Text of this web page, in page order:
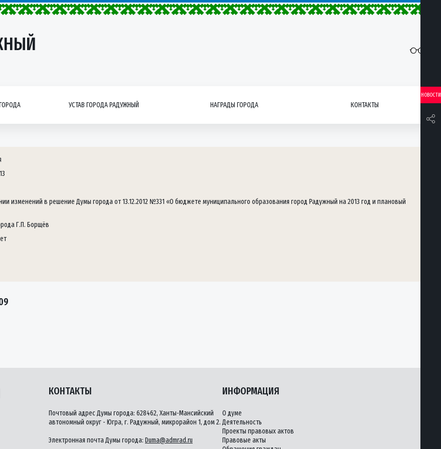
УСТАВ ГОРОДА РАДУЖНЫЙ НАГРАДЫ ГОРОДА КОНТАКТЫ
НОВОСТИ
изменений в решение Думы города от 13.12.2012 №331 «О бюджете муниципального образования город Радужный на 2013 год и плановый
Г.П. Борщёв
КОНТАКТЫ
Почтовый адрес Думы города: 628462, Ханты-Мансийский
автономный округ - Югра, г. Радужный, микрорайон 1, дом 2.
Электронная почта Думы города: Duma@admrad.ru
ИНФОРМАЦИЯ
О думе
Деятельность
Проекты правовых актов
Правовые акты